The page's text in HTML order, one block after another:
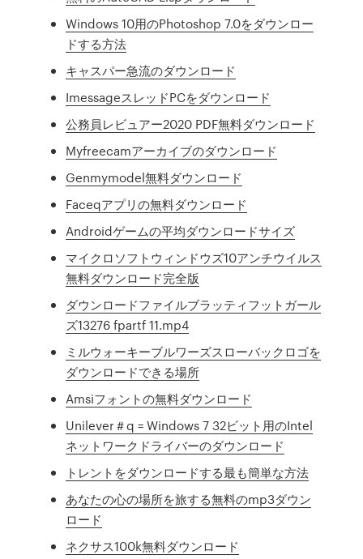
Windows 10用のPhotoshop 7.0をダウンロー
ドする方法
キャスパー急流のダウンロード
ImessageスレッドPCをダウンロード
公務員レビュアー2020 PDF無料ダウンロード
Myfreecamアーカイブのダウンロード
Genmymodel無料ダウンロード
Faceqアプリの無料ダウンロード
Androidゲームの平均ダウンロードサイズ
マイクロソフトウィンドウズ10アンチウイルス
無料ダウンロード完全版
ダウンロードファイルブラッティフットガール
ズ13276 fpartf 11.mp4
ミルウォーキーブルワーズスローバ​​ックロゴを
ダウンロードできる場所
Amsiフォントの無料ダウンロード
Unilever＃q = Windows 7 32ビット用のIntel
ネットワークドライバーのダウンロード
トレントをダウンロードする最も簡単な方法
あなたの心の場所を旅する無料のmp3ダウン
ロード
ネクサス100k無料ダウンロード